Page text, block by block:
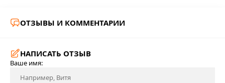
ОТЗЫВЫ И КОММЕНТАРИИ
НАПИСАТЬ ОТЗЫВ
Ваше имя: